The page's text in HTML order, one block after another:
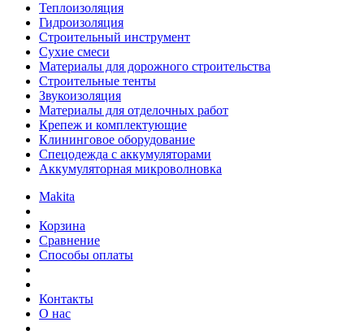
Теплоизоляция
Гидроизоляция
Строительный инструмент
Сухие смеси
Материалы для дорожного строительства
Строительные тенты
Звукоизоляция
Материалы для отделочных работ
Крепеж и комплектующие
Клининговое оборудование
Спецодежда с аккумуляторами
Аккумуляторная микроволновка
Makita
Корзина
Сравнение
Способы оплаты
Контакты
О нас